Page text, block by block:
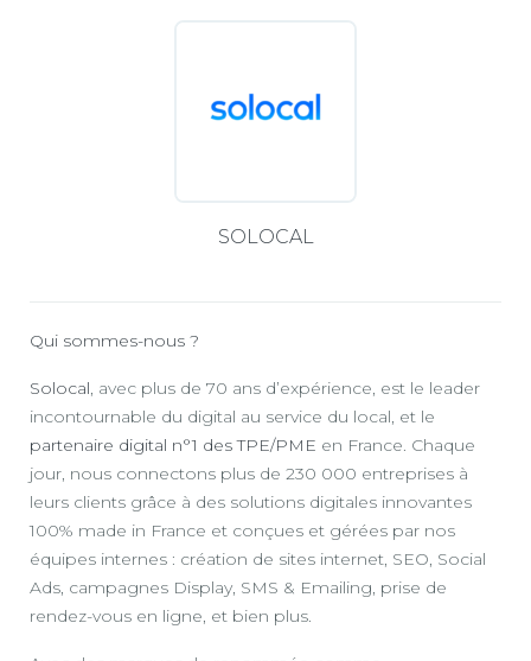
SOLOCAL
Qui sommes-nous ?
Solocal, avec plus de 70 ans d’expérience, est le leader
incontournable du digital au service du local, et le
partenaire digital n°1 des TPE/PME en France. Chaque
jour, nous connectons plus de 230 000 entreprises à
leurs clients grâce à des solutions digitales innovantes
100% made in France et conçues et gérées par nos
équipes internes : création de sites internet, SEO, Social
Ads, campagnes Display, SMS & Emailing, prise de
rendez-vous en ligne, et bien plus.